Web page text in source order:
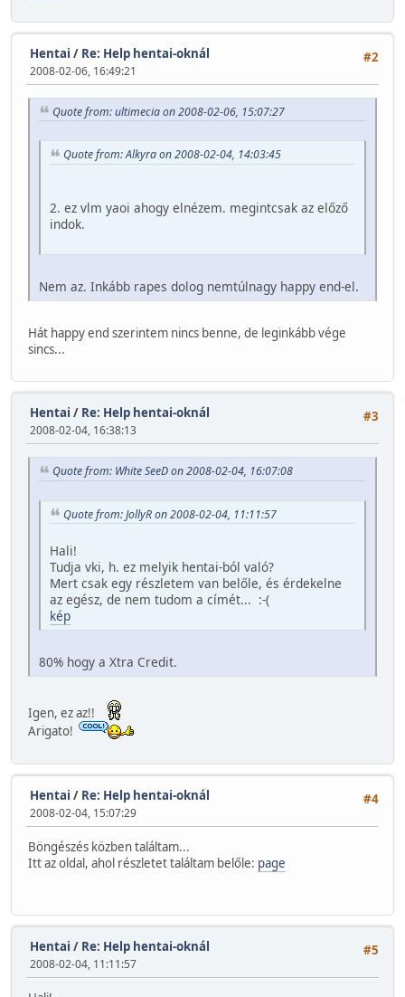
#2
Hentai / Re: Help hentai-oknál
2008-02-06, 16:49:21
Quote from: ultimecia on 2008-02-06, 15:07:27
Quote from: Alkyra on 2008-02-04, 14:03:45
2. ez vlm yaoi ahogy elnézem. megintcsak az előző
indok.
Nem az. Inkább rapes dolog nemtúlnagy happy end-el.
Hát happy end szerintem nincs benne, de leginkább vége
sincs...
#3
Hentai / Re: Help hentai-oknál
2008-02-04, 16:38:13
Quote from: White SeeD on 2008-02-04, 16:07:08
Quote from: JollyR on 2008-02-04, 11:11:57
Hali!
Tudja vki, h. ez melyik hentai-ból való?
Mert csak egy részletem van belőle, és érdekelne
az egész, de nem tudom a címét... :-(
kép
80% hogy a Xtra Credit.
Igen, ez az!!
Arigato!
#4
Hentai / Re: Help hentai-oknál
2008-02-04, 15:07:29
Böngészés közben találtam...
Itt az oldal, ahol részletet találtam belőle: page
#5
Hentai / Re: Help hentai-oknál
2008-02-04, 11:11:57